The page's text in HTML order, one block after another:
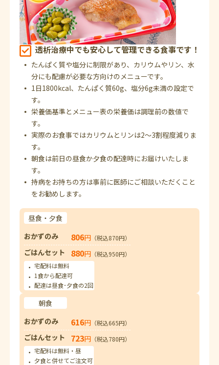
透析治療中でも安心して管理できる食事です！
たんぱく質や塩分に制限があり、カリウムやリン、水
分にも配慮が必要な方向けのメニューです。
1日1800kcal、たんぱく質60g、塩分6g未満の設定で
す。
栄養価基準とメニュー表の栄養価は調理前の数値で
す。
実際のお食事ではカリウムとリンは2～3割程度減りま
す。
朝食は前日の昼食か夕食の配達時にお届けいたしま
す。
持病をお持ちの方は事前に医師にご相談いただくこと
をお勧めします。
昼食・夕食
おかずのみ
806円 （税込870円）
ごはんセット 880円 （税込950円）
宅配料は無料
1食から配達可
配達は昼食･夕食の2回
朝食
おかずのみ
616円 （税込665円）
ごはんセット 723円 （税込780円）
宅配料は無料・昼
夕食と併せてご注文可